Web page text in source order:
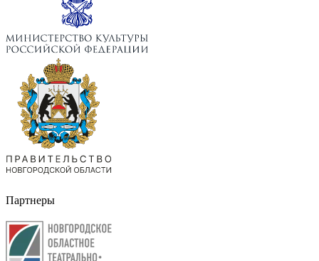
Партнеры